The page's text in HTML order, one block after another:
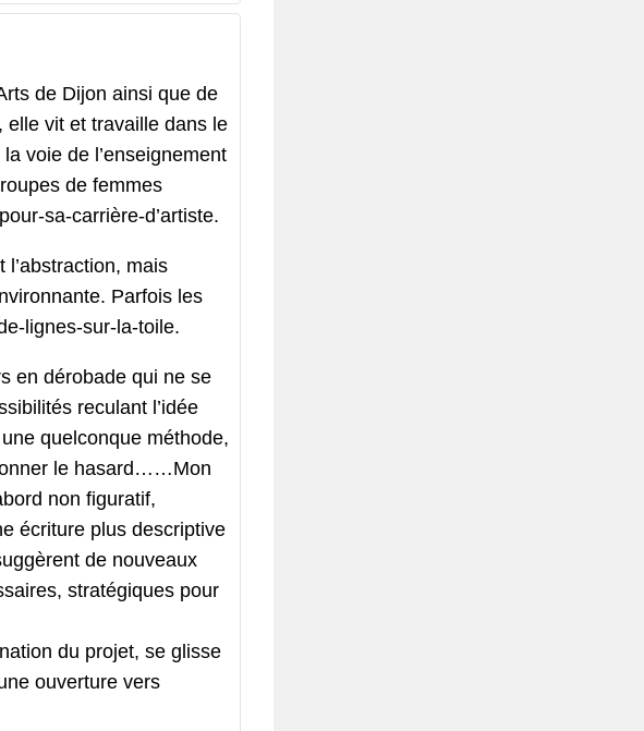
de Dijon ainsi que de
elle vit et travaille dans le
voie de l’enseignement
de femmes
sa-carrière-d’artiste.
mais
Parfois les
lignes-sur-la-toile.
en dérobade qui ne se
reculant l’idée
quelconque méthode,
le hasard……Mon
non figuratif,
écriture plus descriptive
de nouveaux
stratégiques pour
du projet, se glisse
ouverture vers